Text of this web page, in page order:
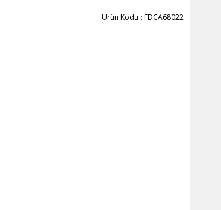
Ürün Kodu : FDCA68022